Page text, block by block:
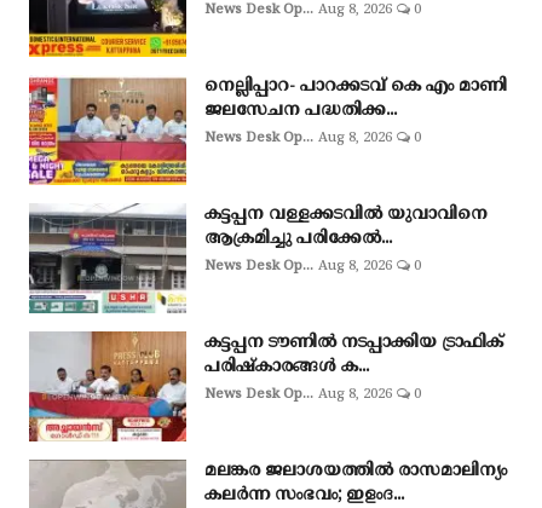
News Desk Op... Aug 8, 2026 0
നെല്ലിപ്പാറ- പാറക്കടവ് കെ എം മാണി
ജലസേചന പദ്ധതിക്ക...
News Desk Op... Aug 8, 2026 0
കട്ടപ്പന വള്ളക്കടവിൽ യുവാവിനെ
ആക്രമിച്ചു പരിക്കേൽ...
News Desk Op... Aug 8, 2026 0
കട്ടപ്പന ടൗണിൽ നടപ്പാക്കിയ ട്രാഫിക്
പരിഷ്കാരങ്ങൾ ക...
News Desk Op... Aug 8, 2026 0
മലങ്കര ജലാശയത്തിൽ രാസമാലിന്യം
കലർന്ന സംഭവം; ഇളംദ...